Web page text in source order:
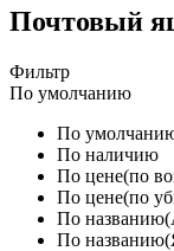
Почтовый
Фильтр
По умолчанию
По
По наличию
По цене(по
По цене(по
По
По